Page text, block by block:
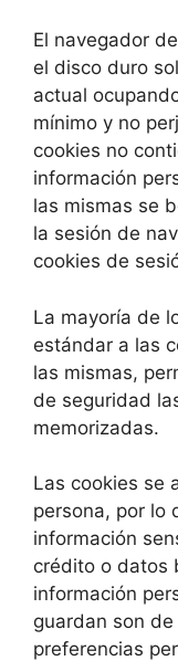
El navegador
el disco duro
actual
mínimo y no
cookies no
información
las mismas se
la sesión de
cookies de
La mayoría de
estándar a las
las mismas,
de seguridad
memorizadas.
Las cookies se
persona, por lo
información
crédito o datos
información
guardan son
preferencias